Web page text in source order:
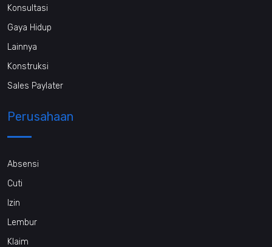
Konsultasi
Gaya Hidup
Lainnya
Konstruksi
Sales Paylater
Perusahaan
Absensi
Cuti
Izin
Lembur
Klaim